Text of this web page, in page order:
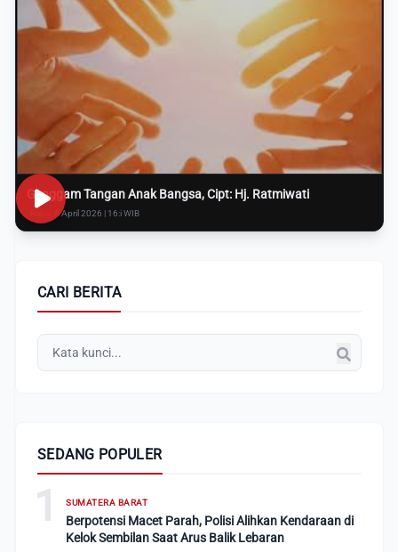
Genggam Tangan Anak Bangsa, Cipt: Hj. Ratmiwati
Rabu, 8 April 2026 | 16:i WIB
CARI BERITA
SEDANG POPULER
1 SUMATERA BARAT
Berpotensi Macet Parah, Polisi Alihkan Kendaraan di
Kelok Sembilan Saat Arus Balik Lebaran